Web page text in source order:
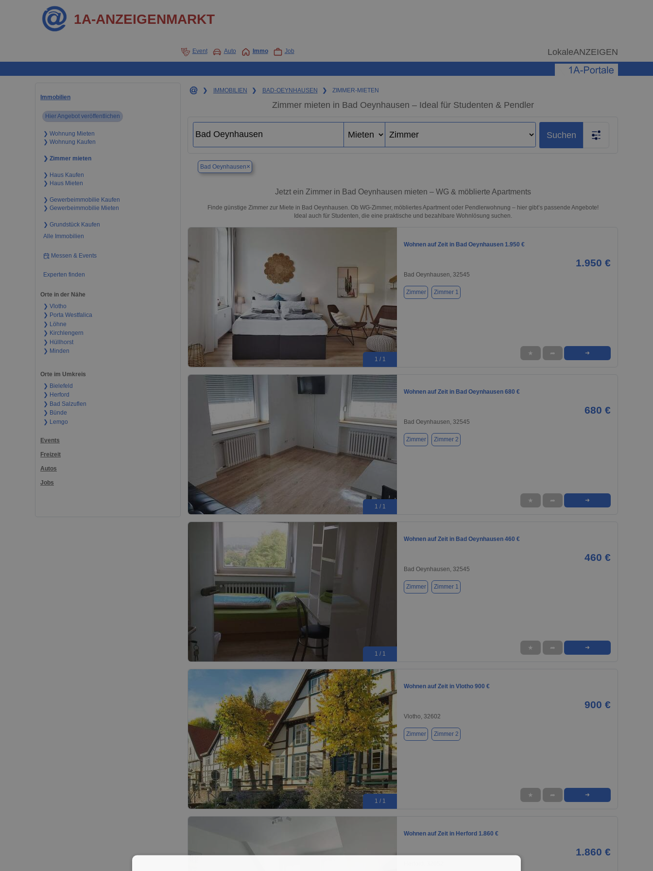
1A-ANZEIGENMARKT
Event Auto Immo Job LokaleANZEIGEN
Immobilien
Hier Angebot veröffentlichen
❯ Wohnung Mieten
❯ Wohnung Kaufen
❯ Zimmer mieten
❯ Haus Kaufen
❯ Haus Mieten
❯ Gewerbeimmobilie Kaufen
❯ Gewerbeimmobilie Mieten
❯ Grundstück Kaufen
Alle Immobilien
Messen & Events
Experten finden
Orte in der Nähe
❯ Vlotho
❯ Porta Westfalica
❯ Löhne
❯ Kirchlengern
❯ Hüllhorst
❯ Minden
Orte im Umkreis
❯ Bielefeld
❯ Herford
❯ Bad Salzuflen
❯ Bünde
❯ Lemgo
Events
Freizeit
Autos
Jobs
❯ IMMOBILIEN ❯ BAD-OEYNHAUSEN ❯ ZIMMER-MIETEN
Zimmer mieten in Bad Oeynhausen – Ideal für Studenten & Pendler
Suchen
Bad Oeynhausen×
Jetzt ein Zimmer in Bad Oeynhausen mieten – WG & möblierte Apartments
Finde günstige Zimmer zur Miete in Bad Oeynhausen. Ob WG-Zimmer, möbliertes Apartment oder Pendlerwohnung – hier gibt’s passende Angebote!
Ideal auch für Studenten, die eine praktische und bezahlbare Wohnlösung suchen.
1 / 1
Wohnen auf Zeit in Bad Oeynhausen 1.950 €
1.950 €
Bad Oeynhausen, 32545
Zimmer Zimmer 1
★ ➦ ➜
1 / 1
Wohnen auf Zeit in Bad Oeynhausen 680 €
680 €
Bad Oeynhausen, 32545
Zimmer Zimmer 2
★ ➦ ➜
1 / 1
Wohnen auf Zeit in Bad Oeynhausen 460 €
460 €
Bad Oeynhausen, 32545
Zimmer Zimmer 1
★ ➦ ➜
1 / 1
Wohnen auf Zeit in Vlotho 900 €
900 €
Vlotho, 32602
Zimmer Zimmer 2
★ ➦ ➜
Wohnen auf Zeit in Herford 1.860 €
1.860 €